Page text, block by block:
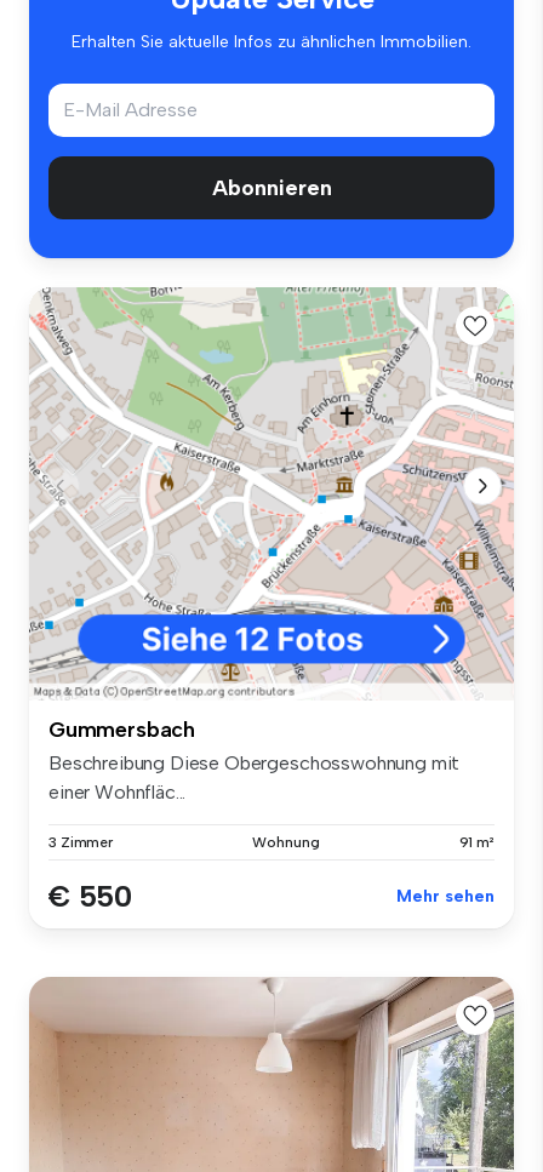
Erhalten Sie aktuelle Infos zu ähnlichen Immobilien.
Abonnieren
Gummersbach
Beschreibung Diese Obergeschosswohnung mit
einer Wohnfläc...
3 Zimmer Wohnung 91 m²
€ 550 Mehr sehen